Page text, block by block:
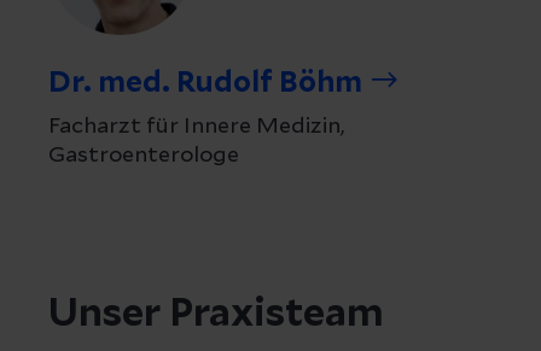
Dr. med. Rudolf Böhm
Facharzt für Innere Medizin,
Gastroenterologe
Unser Praxisteam